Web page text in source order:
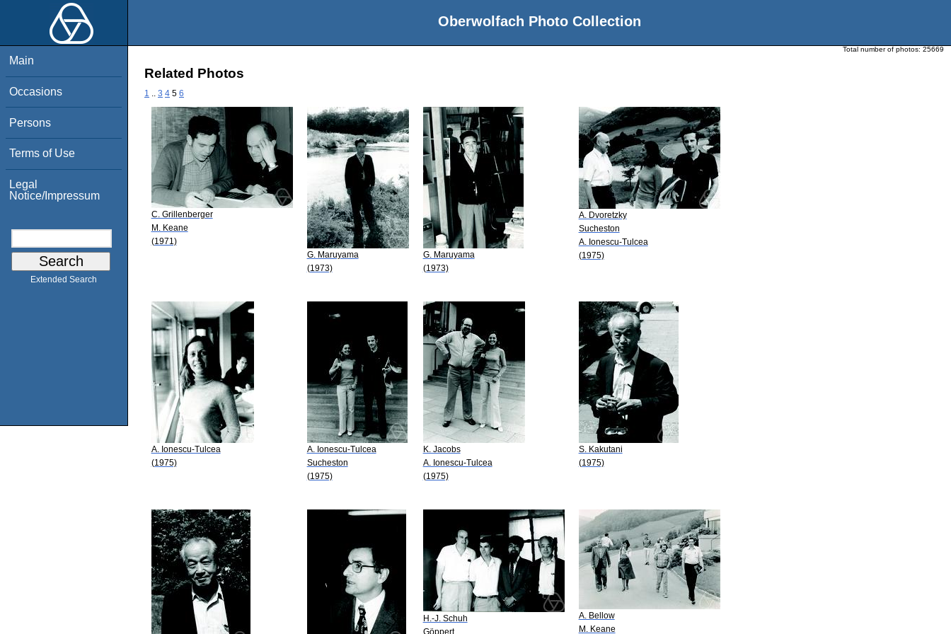
Oberwolfach Photo Collection
Main
Occasions
Persons
Terms of Use
Legal
Notice/Impressum
Extended Search
Total number of photos: 25669
Related Photos
1 3 4 5 6
C. Grillenberger
M. Keane
(1971)
G. Maruyama
(1973)
G. Maruyama
(1973)
A. Dvoretzky
Sucheston
A. Ionescu-Tulcea
(1975)
A. Ionescu-Tulcea
(1975)
A. Ionescu-Tulcea
Sucheston
(1975)
K. Jacobs
A. Ionescu-Tulcea
(1975)
S. Kakutani
(1975)
H.-J. Schuh
Göppert
A. Bellow
M. Keane